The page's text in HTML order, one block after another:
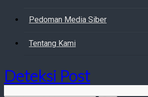
Pedoman Media Siber
Tentang Kami
Deteksi Post